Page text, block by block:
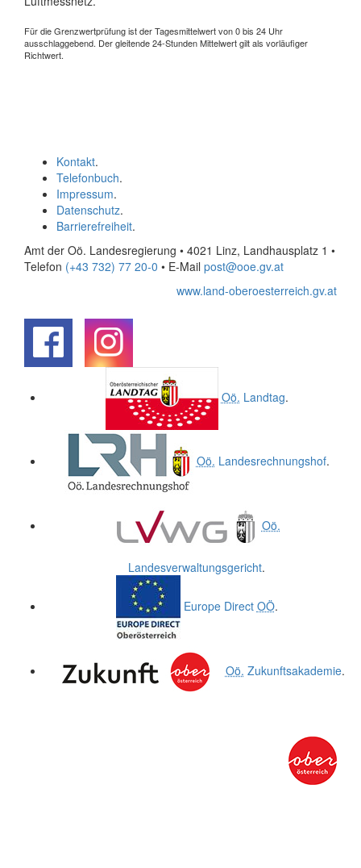
Für die Grenzwertprüfung ist der Tagesmittelwert von 0 bis 24 Uhr
ausschlaggebend. Der gleitende 24-Stunden Mittelwert gilt als vorläufiger
Richtwert.
Kontakt.
Telefonbuch.
Impressum.
Datenschutz.
Barrierefreiheit.
Amt der Oö. Landesregierung • 4021 Linz, Landhausplatz 1 •
Telefon (+43 732) 77 20-0 • E-Mail post@ooe.gv.at
www.land-oberoesterreich.gv.at
Oö. Landtag.
Oö. Landesrechnungshof.
Oö.
Landesverwaltungsgericht.
Europe Direct OÖ.
Oö. Zukunftsakademie.